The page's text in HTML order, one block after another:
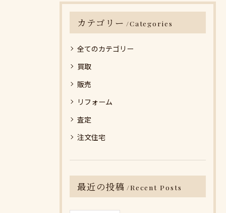
カテゴリー Categories
全てのカテゴリー
買取
販売
リフォーム
査定
注文住宅
最近の投稿 Recent Posts